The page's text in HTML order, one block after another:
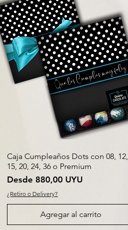
Caja Cumpleaños Dots con 08, 12,
15, 20, 24, 36 o Premium
Desde 880,00 UYU
Precio de oferta
¿Retiro o Delivery?
Agregar al carrito